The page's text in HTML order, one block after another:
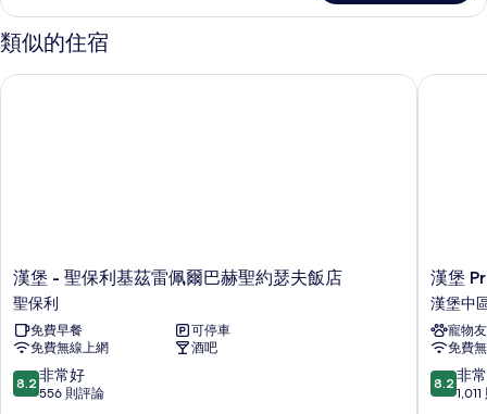
的
詳
情
類似的住宿
漢
堡
-
聖
保
利
基
漢堡 - 聖保利基茲雷佩爾巴赫聖約瑟夫飯店
聖保利
免費早餐
可停車
免費無線上網
酒吧
8.2
分，
8.2 非常好
556 則評論
漢堡 - 聖保利基茲雷佩爾巴赫聖約瑟夫飯店
漢
堡
Prize
麗
笙
飯
店
漢堡
漢堡中
寵物
免費
8.2
分，
8.2 非
漢堡